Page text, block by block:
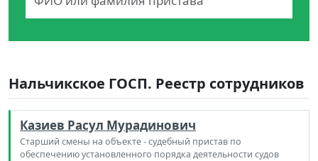
Нальчикское ГОСП. Реестр сотрудников
Казиев Расул Мурадинович
Старший смены на объекте - судебный пристав по
обеспечению установленного порядка деятельности судов